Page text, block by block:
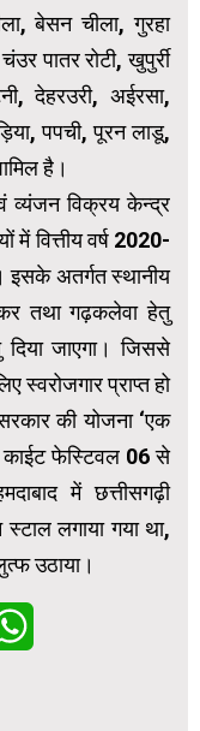
बेसन चीला, गुरहा
पातर रोटी, खुपुर्री
देहरउरी, अईरसा,
पपची, पूरन लाडू,
है।
व्यंजन विक्रय केन्द्र
वित्तीय वर्ष 2020-
इसके अतर्गत स्थानीय
कर तथा गढ़कलेवा हेतु
जाएगा। जिससे
स्वरोजगार प्राप्त हो
की योजना ‘एक
काईट फेस्टिवल 06 से
में छत्तीसगढ़ी
लगाया गया था,
उठाया।